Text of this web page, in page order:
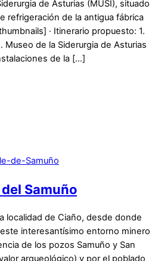
de Asturias (MUSI), situado
refrigeración de la antigua fábrica
· Itinerario propuesto: 1.
Museo de la Siderurgia de Asturias
de la […]
Samuño
localidad de Ciaño, desde donde
interesantísimo entorno minero
de los pozos Samuño y San
arqueológico) y por el poblado